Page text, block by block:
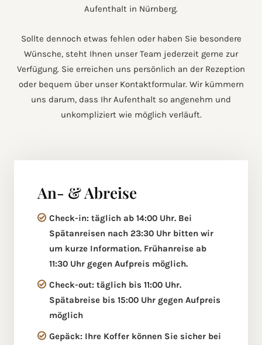
Aufenthalt in Nürnberg.
Sollte dennoch etwas fehlen oder haben Sie besondere
Wünsche, steht Ihnen unser Team jederzeit gerne zur
Verfügung. Sie erreichen uns persönlich an der Rezeption
oder bequem über unser Kontaktformular. Wir kümmern
uns darum, dass Ihr Aufenthalt so angenehm und
unkompliziert wie möglich verläuft.
An- & Abreise
Check-in: täglich ab 14:00 Uhr. Bei
Spätanreisen nach 23:30 Uhr bitten wir
um kurze Information. Frühanreise ab
11:30 Uhr gegen Aufpreis möglich.
Check-out: täglich bis 11:00 Uhr.
Spätabreise bis 15:00 Uhr gegen Aufpreis
möglich
Gepäck: Ihre Koffer können Sie sicher bei